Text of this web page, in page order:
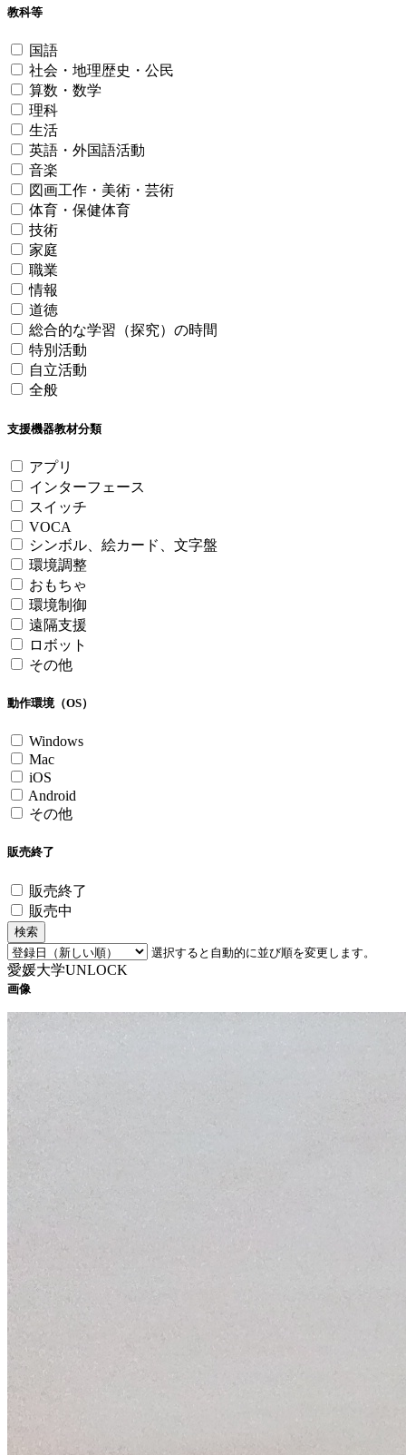
教科等
国語
社会・地理歴史・公民
算数・数学
理科
生活
英語・外国語活動
音楽
図画工作・美術・芸術
体育・保健体育
技術
家庭
職業
情報
道徳
総合的な学習（探究）の時間
特別活動
自立活動
全般
支援機器教材分類
アプリ
インターフェース
スイッチ
VOCA
シンボル、絵カード、文字盤
環境調整
おもちゃ
環境制御
遠隔支援
ロボット
その他
動作環境（OS）
Windows
Mac
iOS
Android
その他
販売終了
販売終了
販売中
検索
選択すると自動的に並び順を変更します。
愛媛大学UNLOCK
画像